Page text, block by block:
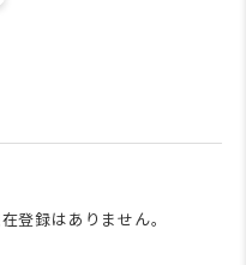
登録はありません。